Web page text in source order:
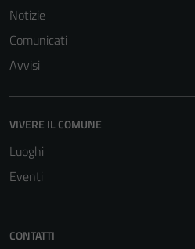
Notizie
Comunicati
Avvisi
VIVERE IL COMUNE
Luoghi
Eventi
CONTATTI